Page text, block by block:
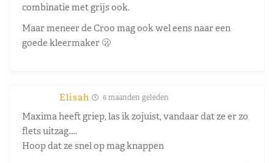
combinatie met grijs ook.
Maar meneer de Croo mag ook wel eens naar een
goede kleermaker 🫢
Elisah 6 maanden geleden
Maxima heeft griep, las ik zojuist, vandaar dat ze er zo
flets uitzag…..
Hoop dat ze snel op mag knappen